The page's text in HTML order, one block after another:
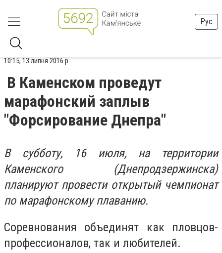
Рус
10:15, 13 липня 2016 р.
В Каменском проведут
марафонский заплыв
"Форсирование Днепра"
В субботу, 16 июля, на территории
Каменского (Днепродзержинска)
планируют провести открытый чемпионат
по марафонскому плаванию.
Соревнования объединят как пловцов-
профессионалов, так и любителей.